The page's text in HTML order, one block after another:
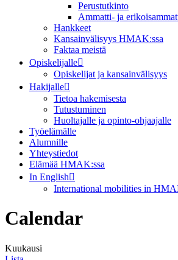
Perustutkinto
Ammatti- ja
Hankkeet
Kansainvälisyys HMAK:ssa
Faktaa meistä
Opiskelijalle
Opiskelijat ja kansainvälisyys
Hakijalle
Tietoa hakemisesta
Tutustuminen
Huoltajalle ja opinto-ohjaajalle
Työelämälle
Alumnille
Yhteystiedot
Elämää HMAK:ssa
In English
International mobilities in
Calendar
Kuukausi